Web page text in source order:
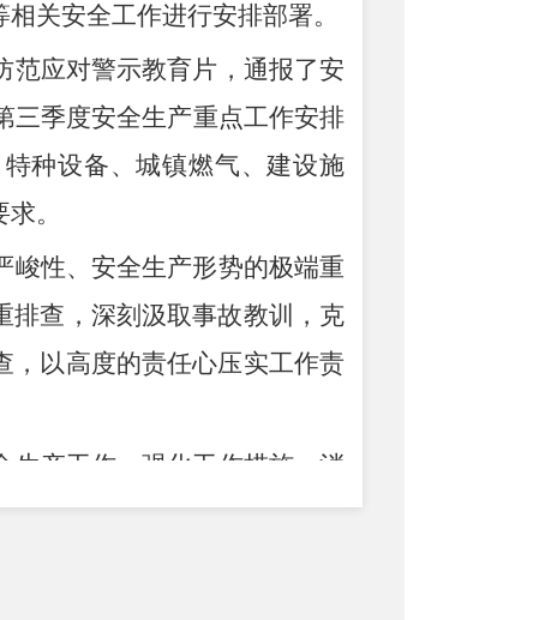
关安全工作进行安排部署。
范应对警示教育片，通报了安
三季度安全生产重点工作安排
种设备、城镇燃气、建设施
。
峻性、安全生产形势的极端重
排查，深刻汲取事故教训，克
，以高度的责任心压实工作责
生产工作，强化工作措施，消
安全防线，重点加强对建筑工